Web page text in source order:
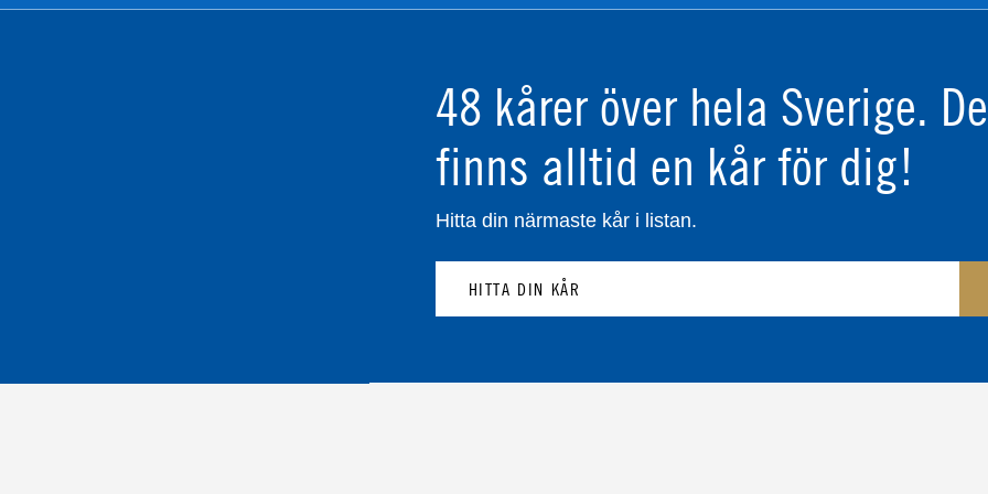
48 kårer över hela Sverige.
finns alltid en kår för dig!
Hitta din närmaste kår i listan.